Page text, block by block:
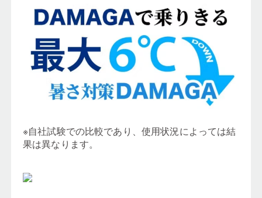
※自社試験での比較であり、使用状況によっては結
果は異なります。